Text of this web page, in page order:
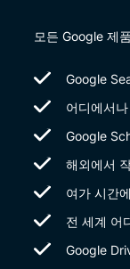
모든 Google 제
Google
어디에서
Google
해외에서
여가 시간
전 세계 어
Google